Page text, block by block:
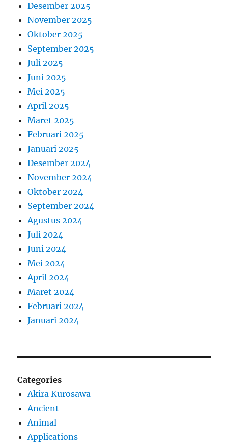
Desember 2025
November 2025
Oktober 2025
September 2025
Juli 2025
Juni 2025
Mei 2025
April 2025
Maret 2025
Februari 2025
Januari 2025
Desember 2024
November 2024
Oktober 2024
September 2024
Agustus 2024
Juli 2024
Juni 2024
Mei 2024
April 2024
Maret 2024
Februari 2024
Januari 2024
Categories
Akira Kurosawa
Ancient
Animal
Applications